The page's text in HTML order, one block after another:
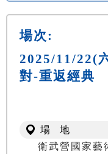
場次:
2025/11/22(
對-重返經典
場 地
衛武營國家藝